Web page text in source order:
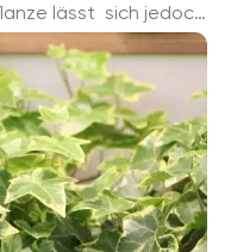
lässt sich jedoch